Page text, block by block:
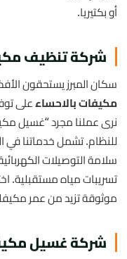
أو بكتيريا.
شركة تنظيف
سكان المبرز يستحقون
مكيفات بالاحساءعلى
نرى عملنا مجرد “غسيل
للنظام. تشمل خدماتنا في
سلامة التوصيلات
تسريبات مياه مستقبلية.
موثوقة تزيد من عمر
شركة غسيل